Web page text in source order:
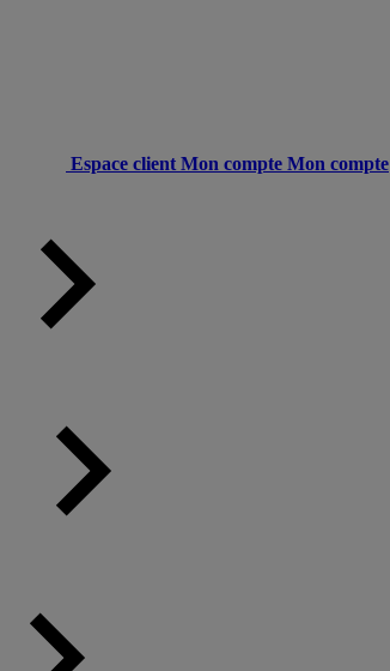
Espace client Mon compte Mon compte